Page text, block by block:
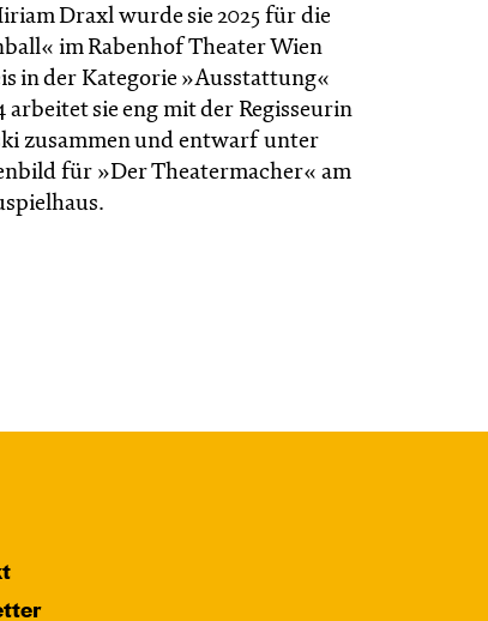
Draxl wurde sie 2025 für die
im Rabenhof Theater Wien
in der Kategorie »Ausstattung«
arbeitet sie eng mit der Regisseurin
zusammen und entwarf unter
für »Der Theatermacher« am